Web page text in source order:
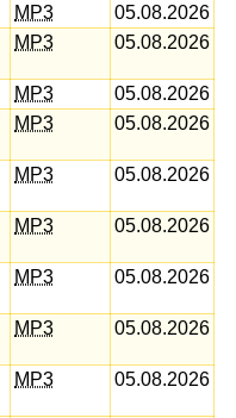
MP3
05.08.2026
MP3 05.08.2026
MP3
05.08.2026
MP3 05.08.2026
MP3 05.08.2026
MP3 05.08.2026
MP3 05.08.2026
MP3 05.08.2026
MP3 05.08.2026